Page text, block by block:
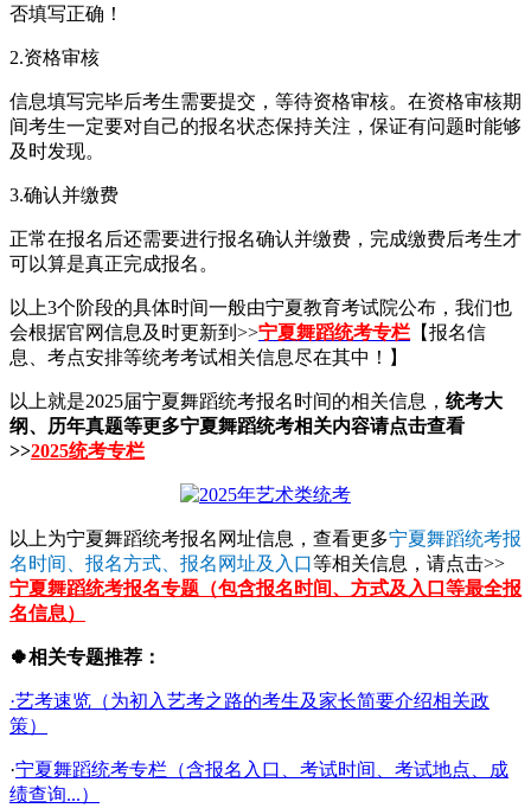
否填写正确！
2.资格审核
信息填写完毕后考生需要提交，等待资格审核。在资格审核期
间考生一定要对自己的报名状态保持关注，保证有问题时能够
及时发现。
3.确认并缴费
正常在报名后还需要进行报名确认并缴费，完成缴费后考生才
可以算是真正完成报名。
以上3个阶段的具体时间一般由宁夏教育考试院公布，我们也
会根据官网信息及时更新到>>宁夏舞蹈统考专栏 【报名信
息、考点安排等统考考试相关信息尽在其中！】
以上就是2025届宁夏舞蹈统考报名时间的相关信息， 统考大
纲、历年真题等更多宁夏舞蹈统考相关内容请点击查看
>>2025统考专栏
以上为宁夏舞蹈统考报名网址信息，查看更多宁夏舞蹈统考报
名时间、报名方式、报名网址及入口等相关信息，请点击>>
宁夏舞蹈统考报名专题（包含报名时间、方式及入口等最全报
名信息）
🍀相关专题推荐：
·艺考速览（为初入艺考之路的考生及家长简要介绍相关政
策）
·宁夏舞蹈统考专栏（含报名入口、考试时间、考试地点、成
绩查询...）